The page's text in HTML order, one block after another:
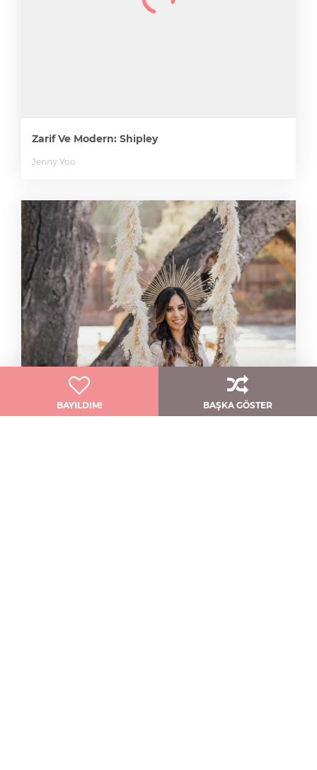
BAYILDIM! BAŞKA GÖSTER
Zarif Ve Modern: Shipley
Jenny Yoo